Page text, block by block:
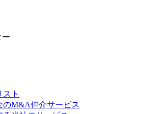
ー
ト
のM&A仲介サービス